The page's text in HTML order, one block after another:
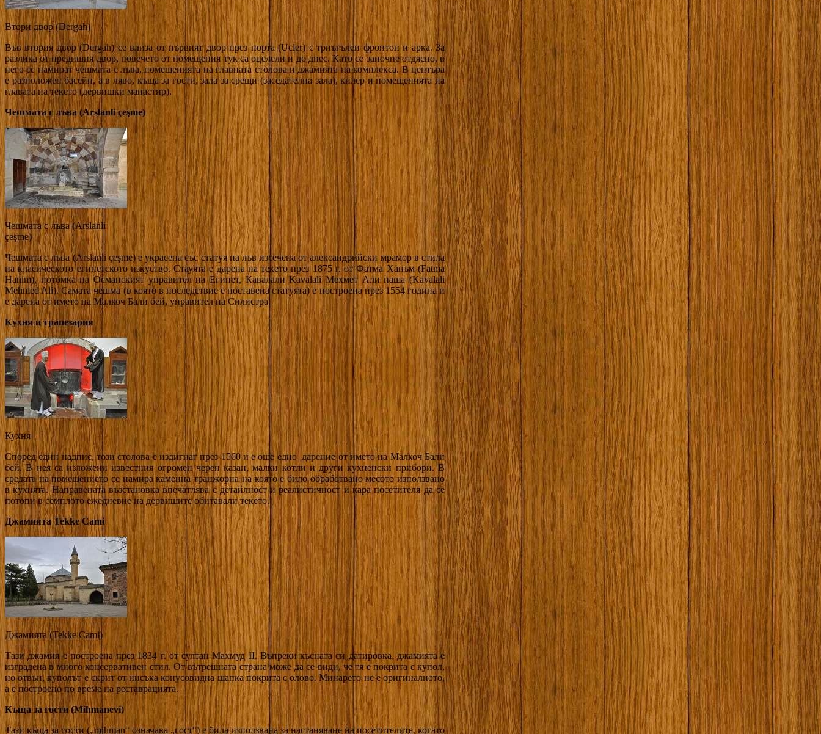
Втори двор (Dergah)
Във втория двор (Dergah) се влиза от първият двор през порта (Ucler) с триъгълен фронтон и арка. За
разлика от предишня двор, повечето от помещения тук са оцелели и до днес. Като се започне отдясно, в
него се намират чешмата с лъва, помещенията на главната столова и джамията на комплекса. В центъра
е разположен басейн, а в ляво, къща за гости, зала за срещи (заседателна зала), килер и помещенията на
главата на текето (дервишки манастир).
Чешмата с лъва (Arslanli çeşme)
Чешмата с лъва (Arslanli
çeşme)
Чешмата с лъва (Arslanli çeşme) е украсена със статуя на лъв изсечена от александрийски мрамор в стила
на класическото египетското изкуство. Стауята е дарена на текето през 1875 г. от Фатма Ханъм (Fatma
Hanim), потомка на Османският управител на Египет, Кавалали Kavalali Мехмет Али паша (Kavalali
Mehmed Ali). Самата чешма (в която в последствие е поставена статуята) е построена през 1554 година и
е дарена от името на Малкоч Бали бей, управител на Силистра.
Кухня и трапезария
Кухня
Според един надпис, този столова е издигнат през 1560 и е още едно дарение от името на Малкоч Бали
бей. В нея са изложени известния огромен черен казан, малки котли и други кухненски прибори. В
средата на помещението се намира каменна транжорна на която е било обработвано месото използвано
в кухнята. Направената възстановка впечатлява с детайлност и реалистичност и кара посетителя да се
потопи в семплото ежедневие на дервишите обитавали текето.
Джамията Tekke Cami
Джамията (Tekke Cami)
Тази джамия е построена през 1834 г. от султан Махмуд II. Въпреки късната си датировка, джамията е
изградена в много консервативен стил. От вътрешната страна може да се види, че тя е покрита с купол,
но отвън, куполът е скрит от нисъка конусовидна шапка покрита с олово. Минарето не е оригиналното,
а е построено по време на реставрацията.
Къща за гости (Mihmanevi)
Тази къща за гости („mihman“ означава „гост“) е била използвана за настаняване на посетителите, когато